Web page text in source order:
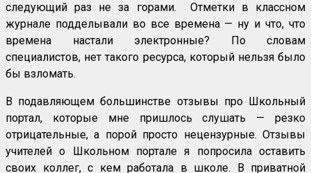
следующий раз не за горами. Отметки в классном
журнале подделывали во все времена — ну и что, что
времена настали электронные? По словам
специалистов, нет такого ресурса, который нельзя было
бы взломать.
В подавляющем большинстве отзывы про Школьный
портал, которые мне пришлось слушать — резко
отрицательные, а порой просто нецензурные. Отзывы
учителей о Школьном портале я попросила оставить
своих коллег, с кем работала в школе. В приватной